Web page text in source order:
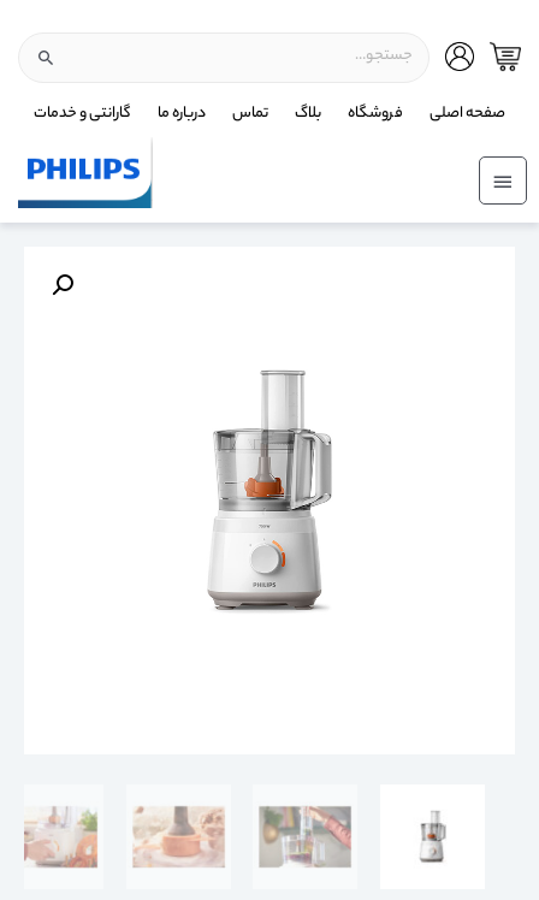
صفحه اصلی فروشگاه بلاگ تماس درباره ما گارانتی و خدمات